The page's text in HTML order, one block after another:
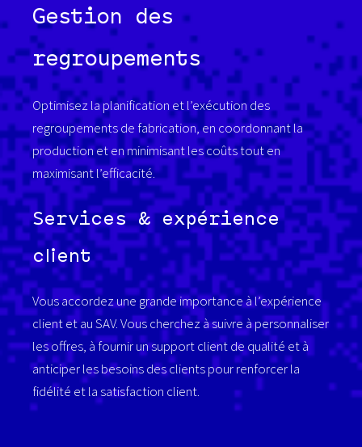
Gestion des
regroupements
Optimisez la planification et l’exécution des
regroupements de fabrication, en coordonnant la
production et en minimisant les coûts tout en
maximisant l’efficacité.
Services & expérience
client
Vous accordezune grande importance à l’expérience
client et auSAV.Vous cherchezà suivre à personnaliser
les offres, à fournir un support client de qualité et à
anticiper les besoins des clients pour renforcer la
fidélité et la satisfaction client.